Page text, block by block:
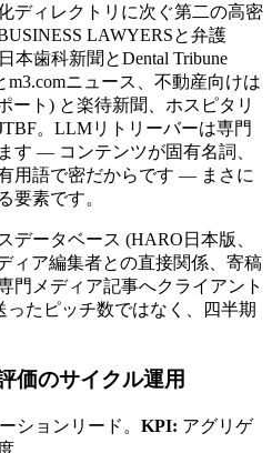
ディレクトリに次ぐ第二の高密
LAWYERSと弁護
本歯科新聞とDental Tribune
m3.comニュース、不動産向けは
ート) と楽待新聞、ホスピタリ
。LLMリトリーバーは専門
す — コンテンツが固有名詞、
用語で密だからです — まさに
要素です。
データベース (HARO日本版、
ィア編集者との直接関係、寄稿
門メディア記事へクライアント
たピッチ数ではなく、四半期
価のサイクル運用
ションリード。 KPI: アグリゲ
。